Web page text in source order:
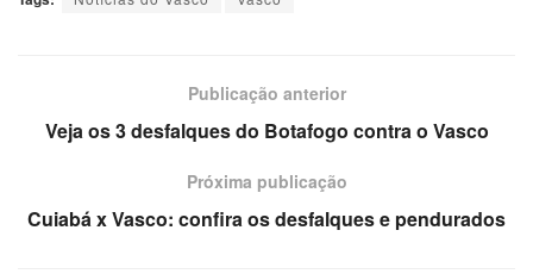
Publicação anterior
Veja os 3 desfalques do Botafogo contra o Vasco
Próxima publicação
Cuiabá x Vasco: confira os desfalques e pendurados